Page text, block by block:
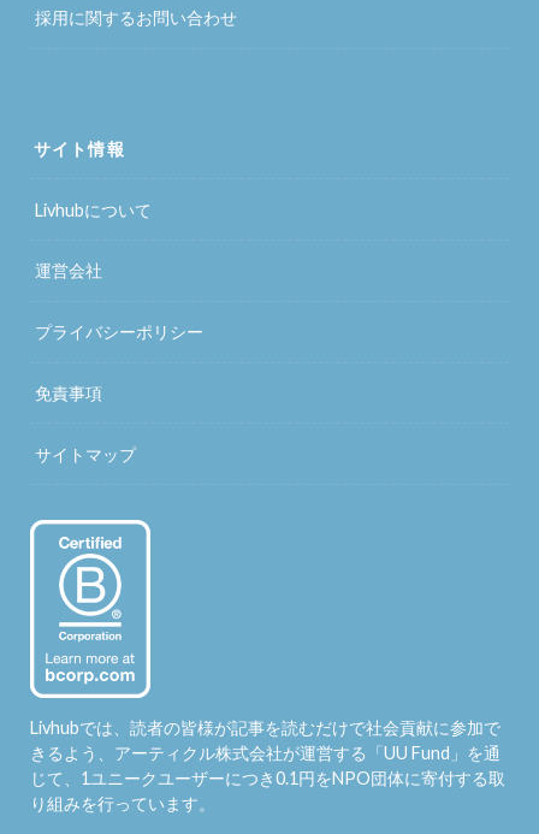
採用に関するお問い合わせ
サイト情報
Livhubについて
運営会社
プライバシーポリシー
免責事項
サイトマップ
Livhubでは、読者の皆様が記事を読むだけで社会貢献に参加で
きるよう、アーティクル株式会社が運営する「UU Fund 」を通
じて、1ユニークユーザーにつき0.1円をNPO団体に寄付する取
り組みを行っています。